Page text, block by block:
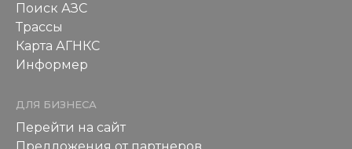
Поиск АЗС
Трассы
Карта АГНКС
Информер
ДЛЯ БИЗНЕСА
Перейти на сайт